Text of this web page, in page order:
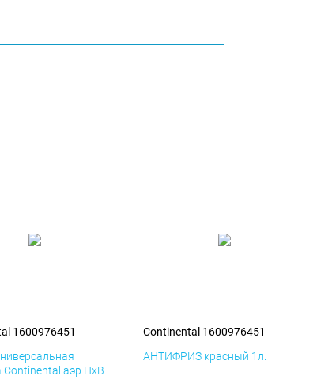
1600976451
Continental аэр ПхВ
Continental 1600976451
АНТИФРИЗ красный 1л.